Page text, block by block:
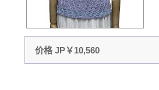
价格 JP￥10,560